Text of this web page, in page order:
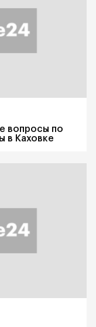
вопросы по
в Каховке